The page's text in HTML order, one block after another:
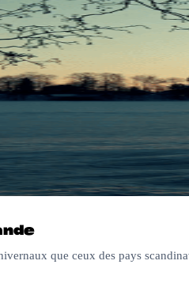
que ceux des pays